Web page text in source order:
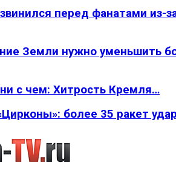
перед фанатами из-
Земли нужно уменьшить
с чем: Хитрость Кремля…
более 35 ракет